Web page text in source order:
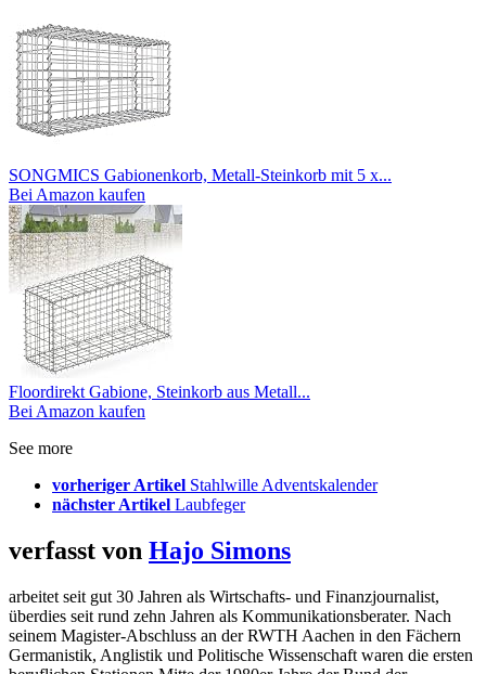
SONGMICS Gabionenkorb, Metall-Steinkorb mit 5 x...
Bei Amazon kaufen
Floordirekt Gabione, Steinkorb aus Metall...
Bei Amazon kaufen
See more
vorheriger Artikel Stahlwille Adventskalender
nächster Artikel Laubfeger
verfasst von Hajo Simons
arbeitet seit gut 30 Jahren als Wirtschafts- und Finanzjournalist,
überdies seit rund zehn Jahren als Kommunikationsberater. Nach
seinem Magister-Abschluss an der RWTH Aachen in den Fächern
Germanistik, Anglistik und Politische Wissenschaft waren die ersten